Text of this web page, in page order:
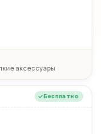
аксессуары
Бесплатно